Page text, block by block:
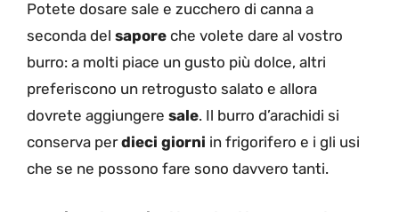
Potete dosare sale e zucchero di canna a
seconda del sapore che volete dare al vostro
burro: a molti piace un gusto più dolce, altri
preferiscono un retrogusto salato e allora
dovrete aggiungere sale. Il burro d’arachidi si
conserva perdieci giorni in frigorifero e i gli usi
che se ne possono fare sono davvero tanti.